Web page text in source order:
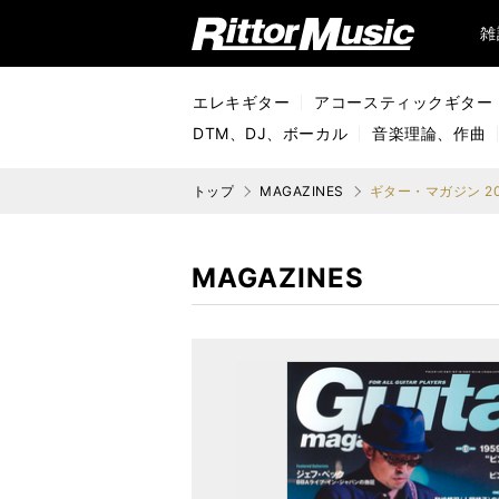
リットーミュージック (Rittor Music)
エレキギター
アコースティックギター
DTM、DJ、ボーカル
音楽理論、作曲
トップ MAGAZINES ギター・マガジン
MAGAZINES